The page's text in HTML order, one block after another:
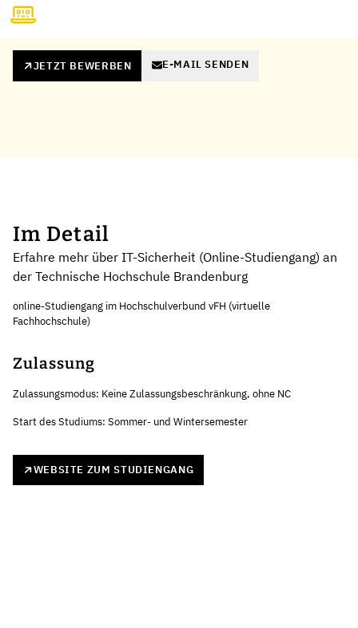
JETZT BEWERBEN E-MAIL SENDEN
Im Detail
Erfahre mehr über IT-Sicherheit (Online-Studiengang) an
der Technische Hochschule Brandenburg
online-Studiengang im Hochschulverbund vFH (virtuelle
Fachhochschule)
Zulassung
Zulassungsmodus: Keine Zulassungsbeschränkung, ohne NC
Start des Studiums: Sommer- und Wintersemester
WEBSITE ZUM STUDIENGANG